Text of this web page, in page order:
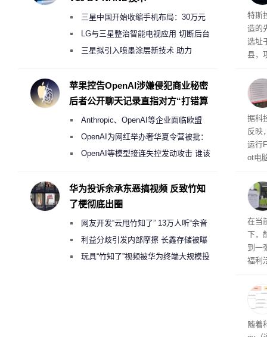
特斯
造的
选址
县，
在
疑
建
超 1
患
据科
反映
运行
ot电
在当
下，
到一
福利
州
家
这一
户
随着
三星中国开始收缩手机布局：30万元
月销售额不达标门店 将被逐步清退
LG与三星整治智能电视应用 切断后台
偷偷共享带宽的违规行为
三星拟引入喷墨涂层新技术 助力
度
苹果控告OpenAI涉嫌侵犯商业秘密
后者公开聊天记录直指对方“打错算
Anthropic、OpenAI等企业面临欧盟
《人工智能法案》全新执法权限审查
OpenAI为网红举办奢华夏令营被批：
2000美元一晚 遭讽“反乌托邦”
OpenAI等模型接连失控发动攻击 谁该
华为投诉余承东恶搞视频 反致竹知
了梗彻底出圈
网友开发“云甩竹知了” 13万人听“余音
绕梁”利益分歧引发内部摩擦 长鑫存储被曝
曾将华为驻场工程师驱逐出研发基地
玩具“竹知了”视频被华为终端大规模投